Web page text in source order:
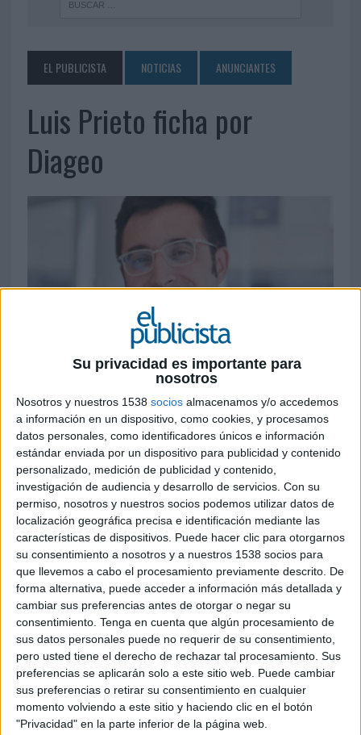
Su privacidad es importante para
nosotros
Nosotros y nuestros 1538 socios almacenamos y/o accedemos
a información en un dispositivo, como cookies, y procesamos
datos personales, como identificadores únicos e información
estándar enviada por un dispositivo para publicidad y contenido
personalizado, medición de publicidad y contenido,
investigación de audiencia y desarrollo de servicios. Con su
permiso, nosotros y nuestros socios podemos utilizar datos de
localización geográfica precisa e identificación mediante las
características de dispositivos. Puede hacer clic para otorgarnos
su consentimiento a nosotros y a nuestros 1538 socios para
que llevemos a cabo el procesamiento previamente descrito. De
forma alternativa, puede acceder a información más detallada y
cambiar sus preferencias antes de otorgar o negar su
consentimiento. Tenga en cuenta que algún procesamiento de
sus datos personales puede no requerir de su consentimiento,
pero usted tiene el derecho de rechazar tal procesamiento. Sus
preferencias se aplicarán solo a este sitio web. Puede cambiar
sus preferencias o retirar su consentimiento en cualquier
momento volviendo a este sitio y haciendo clic en el botón
"Privacidad" en la parte inferior de la página web.
EL PUBLICISTA NOTICIAS ANUNCIANTES
Luis Prieto ficha por
Diageo
11 DE ENERO DE 2021
Ejerce funciones como digital y media
manager para la multinacional en el
mercado del sur de Europa
Diageo ha reforzado su músculo publicitario en
España y Portugal con el fichaje de Luis Prieto en
calidad de nuevo digital & media manager para
ambos mercados, cargo desde el que se
responsabilizará de coordinar la estrategia de
marketing digital de la compañía y sus marcas en
todas sus vertientes y canales.
De largo recorrido en el mundo de la
comunicación y la publicidad española, Prieto ha
estado vinculado los últimos años a Samsung
Iberia, donde desempeñó funciones como